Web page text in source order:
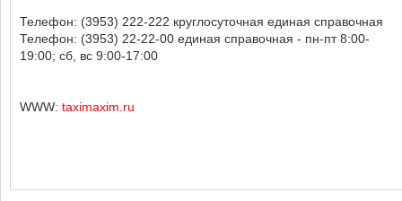
Телефон: (3953) 222-222 круглосуточная единая справочная
Телефон: (3953) 22-22-00 единая справочная - пн-пт 8:00-
19:00; сб, вс 9:00-17:00
WWW: taximaxim.ru